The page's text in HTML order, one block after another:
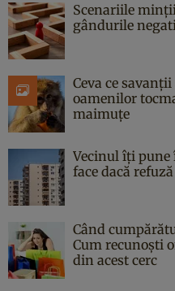
Scenariile
gândurile
Ceva ce
oamenilor
maimuțe
Vecinul îți pune
face dacă
Când
Cum recunoști
din acest cerc